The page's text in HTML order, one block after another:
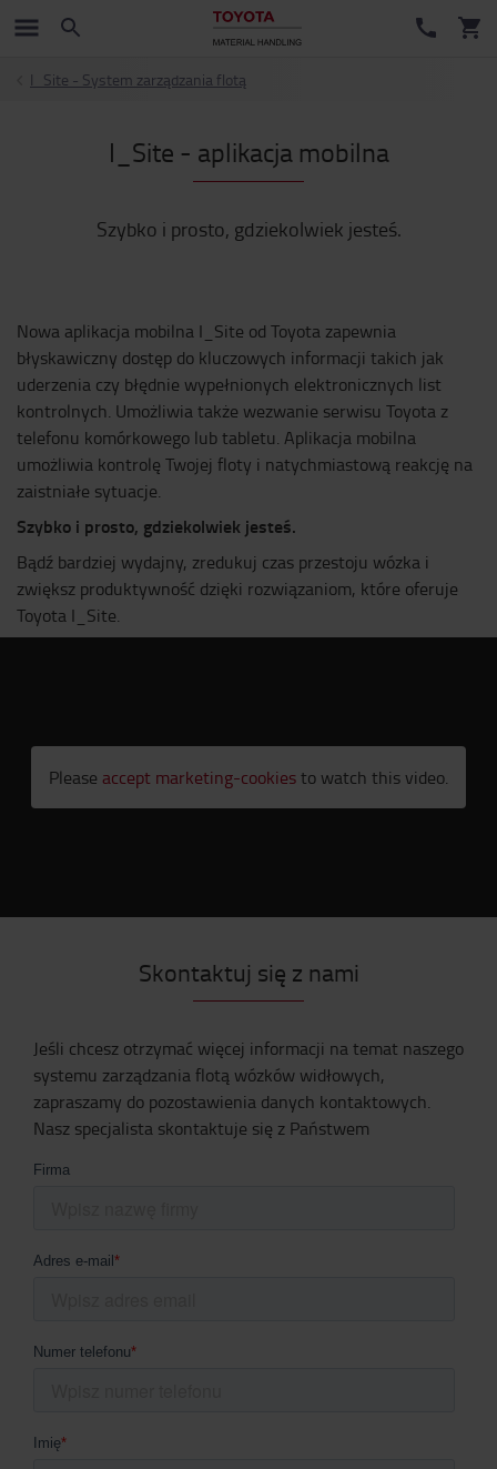
I_Site - System zarządzania flotą
I_Site - aplikacja mobilna
Szybko i prosto, gdziekolwiek jesteś.
Nowa aplikacja mobilna I_Site od Toyota zapewnia
błyskawiczny dostęp do kluczowych informacji takich jak
uderzenia czy błędnie wypełnionych elektronicznych list
kontrolnych. Umożliwia także wezwanie serwisu Toyota z
telefonu komórkowego lub tabletu. Aplikacja mobilna
umożliwia kontrolę Twojej floty i natychmiastową reakcję na
zaistniałe sytuacje.
Szybko i prosto, gdziekolwiek jesteś.
Bądź bardziej wydajny, zredukuj czas przestoju wózka i
zwiększ produktywność dzięki rozwiązaniom, które oferuje
Toyota I_Site.
Please accept marketing-cookiesto watch this video.
Skontaktuj się z nami
Jeśli chcesz otrzymać więcej informacji na temat naszego
systemu zarządzania flotą wózków widłowych,
zapraszamy do pozostawienia danych kontaktowych.
Nasz specjalista skontaktuje się z Państwem